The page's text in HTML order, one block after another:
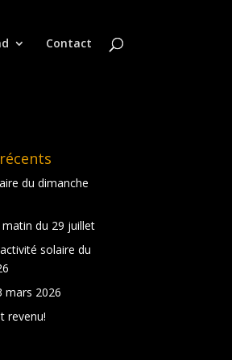
Contact
du dimanche
du 29 juillet
solaire du
mars 2026
revenu!